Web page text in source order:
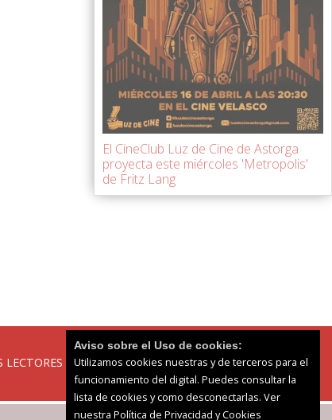
El CineClub Luz de Cine de Astorga
proyecta este miércoles 'Metropolis'
de Fritz Lang
LECTORES
Aviso sobre el Uso de cookies:
Utilizamos cookies nuestras y de terceros para el
funcionamiento del digital. Puedes consultar la
lista de cookies y como desconectarlas. Ver
nuestra Política de Privacidad y Cookies